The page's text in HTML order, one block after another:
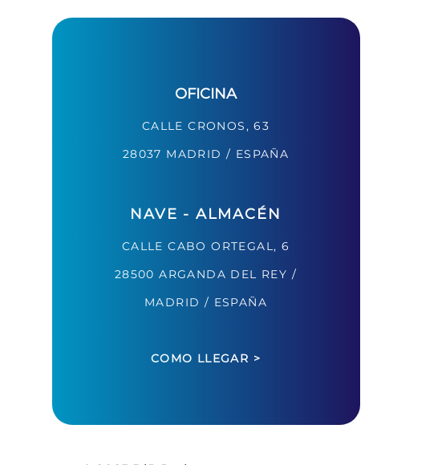
OFICINA
CALLE CRONOS, 63
28037 MADRID / ESPAÑA
NAVE - ALMACÉN
CALLE CABO ORTEGAL, 6
28500 ARGANDA DEL REY /
MADRID / ESPAÑA
COMO LLEGAR >